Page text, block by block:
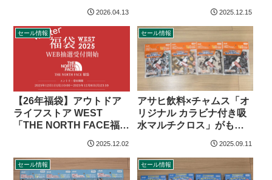
2026.04.13 2025.12.15
セール情報
【26年福袋】アウトドア
ライフストア WEST
「THE NORTH FACE福
2025.12.02
セール情報
アサヒ飲料×チャムス「オ
リジナル カラビナ付き吸
水マルチクロス」がもら
2025.09.11
セール情報 セール情報